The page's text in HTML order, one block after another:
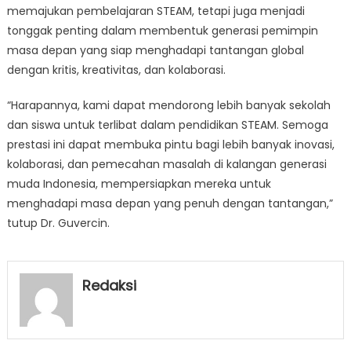
memajukan pembelajaran STEAM, tetapi juga menjadi
tonggak penting dalam membentuk generasi pemimpin
masa depan yang siap menghadapi tantangan global
dengan kritis, kreativitas, dan kolaborasi.
“Harapannya, kami dapat mendorong lebih banyak sekolah
dan siswa untuk terlibat dalam pendidikan STEAM. Semoga
prestasi ini dapat membuka pintu bagi lebih banyak inovasi,
kolaborasi, dan pemecahan masalah di kalangan generasi
muda Indonesia, mempersiapkan mereka untuk
menghadapi masa depan yang penuh dengan tantangan,”
tutup Dr. Guvercin.
Redaksi